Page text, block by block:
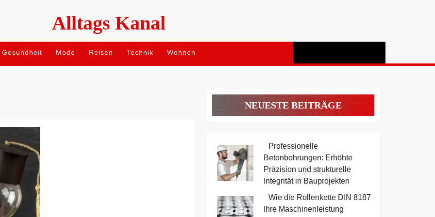
Alltags Kanal
Gesundheit Mode Reisen Technik Wohnen
NEUESTE BEITRÄGE
Professionelle
Betonbohrungen: Erhöhte
Präzision und strukturelle
Integrität in Bauprojekten
Wie die Rollenkette DIN 8187
Ihre Maschinenleistung